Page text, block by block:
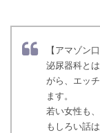
【アマゾン
泌尿器科と
がら、エッ
ます。
若い女性も
もしろい話